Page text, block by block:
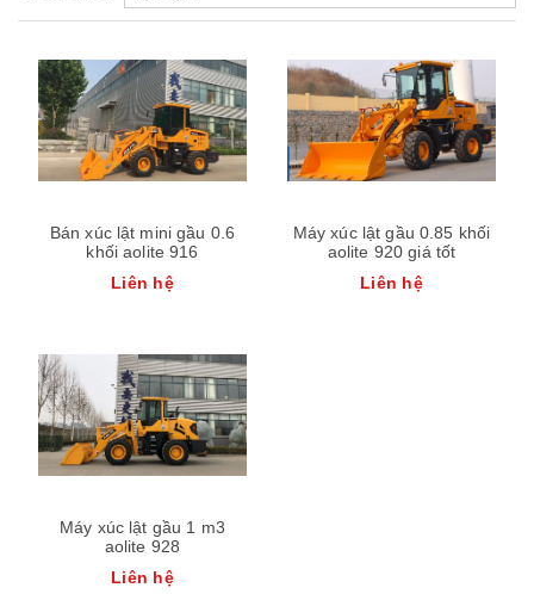
Bán xúc lật mini gầu 0.6
khối aolite 916
Liên hệ
Máy xúc lật gầu 0.85 khối
aolite 920 giá tốt
Liên hệ
Máy xúc lật gầu 1 m3
aolite 928
Liên hệ